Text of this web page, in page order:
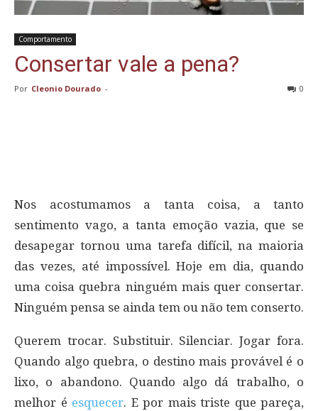
Comportamento
Consertar vale a pena?
Por Cleonio Dourado - 0
Nos acostumamos a tanta coisa, a tanto
sentimento vago, a tanta emoção vazia, que se
desapegar tornou uma tarefa difícil, na maioria
das vezes, até impossível. Hoje em dia, quando
uma coisa quebra ninguém mais quer consertar.
Ninguém pensa se ainda tem ou não tem conserto.
Querem trocar. Substituir. Silenciar. Jogar fora.
Quando algo quebra, o destino mais provável é o
lixo, o abandono. Quando algo dá trabalho, o
melhor é esquecer. E por mais triste que pareça,